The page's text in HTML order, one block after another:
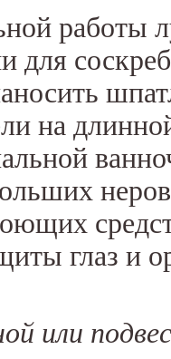
работы
для
на
глаз и
или